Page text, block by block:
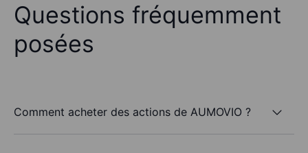
Questions fréquemment
posées
Comment acheter des actions de AUMOVIO ?